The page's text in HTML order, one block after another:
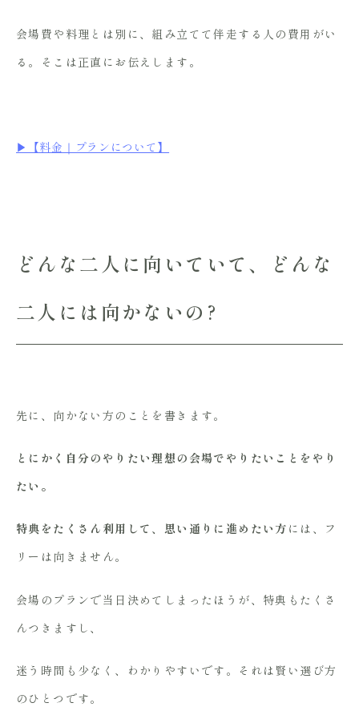
会場費や料理とは別に、組み立てて伴走する人の費用がい
る。そこは正直にお伝えします。
▶︎【料金｜プランについて】
どんな二人に向いていて、どんな
二人には向かないの?
先に、向かない方のことを書きます。
とにかく自分のやりたい理想の会場でやりたいことをやり
たい。
特典をたくさん利用して、思い通りに進めたい方 には、フ
リーは向きません。
会場のプランで当日決めてしまったほうが、特典もたくさ
んつきますし、
迷う時間も少なく、わかりやすいです。それは賢い選び方
のひとつです。